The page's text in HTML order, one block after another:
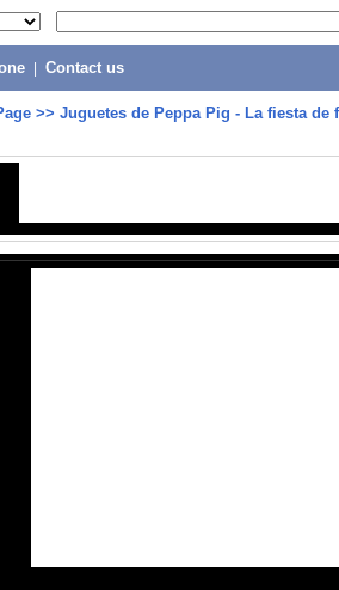
Contact us
>> Juguetes de Peppa Pig - La fiesta de